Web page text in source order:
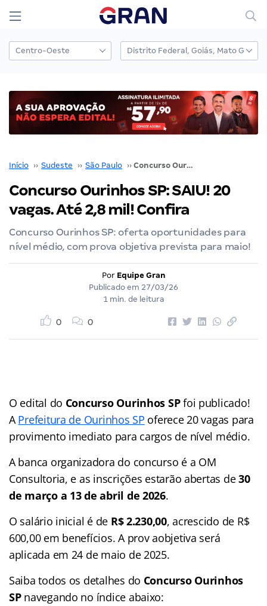
Início ›› Sudeste ›› São Paulo ›› Concurso Ourinhos SP: SAIU! 20 vagas. Até 2,8 mil! Confira
Concurso Ourinhos SP: SAIU! 20
vagas. Até 2,8 mil! Confira
Concurso Ourinhos SP: oferta oportunidades para
nível médio, com prova objetiva prevista para maio!
Por Equipe Gran
Publicado em 27/03/26
1 min. de leitura
0 0
O edital do Concurso Ourinhos SPfoi publicado!
APrefeitura de Ourinhos SP oferece 20 vagas para
provimento imediato para cargos de nível médio.
A banca organizadora do concurso é a OM
Consultoria, e as inscrições estarão abertas de30
de março a 13 de abril de 2026.
O salário inicial é de R$ 2.230,00, acrescido de R$
600,00 em benefícios. A prov aobjetiva será
aplicada em 24 de maio de 2025.
Saiba todos os detalhes do Concurso Ourinhos
SPnavegando no índice abaixo: